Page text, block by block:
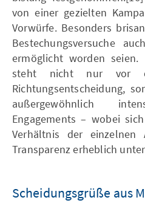
von einer gezielten
Vorwürfe. Besonders
Bestechungsversuche
ermöglicht worden seien.
steht nicht nur vor
Richtungsentscheidung,
außergewöhnlich
Engagements – wobei
Verhältnis der
Transparenz erheblich
Scheidungsgrüße aus